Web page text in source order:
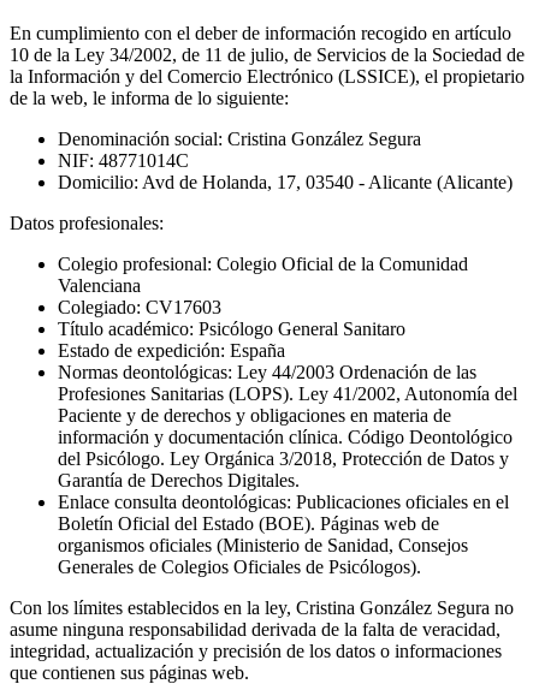
En cumplimiento con el deber de información recogido en artículo
10 de la Ley 34/2002, de 11 de julio, de Servicios de la Sociedad de
la Información y del Comercio Electrónico (LSSICE), el propietario
de la web, le informa de lo siguiente:
Denominación social: Cristina González Segura
NIF: 48771014C
Domicilio: Avd de Holanda, 17, 03540 - Alicante (Alicante)
Datos profesionales:
Colegio profesional: Colegio Oficial de la Comunidad
Valenciana
Colegiado: CV17603
Título académico: Psicólogo General Sanitaro
Estado de expedición: España
Normas deontológicas: Ley 44/2003 Ordenación de las
Profesiones Sanitarias (LOPS). Ley 41/2002, Autonomía del
Paciente y de derechos y obligaciones en materia de
información y documentación clínica. Código Deontológico
del Psicólogo. Ley Orgánica 3/2018, Protección de Datos y
Garantía de Derechos Digitales.
Enlace consulta deontológicas: Publicaciones oficiales en el
Boletín Oficial del Estado (BOE). Páginas web de
organismos oficiales (Ministerio de Sanidad, Consejos
Generales de Colegios Oficiales de Psicólogos).
Con los límites establecidos en la ley, Cristina González Segura no
asume ninguna responsabilidad derivada de la falta de veracidad,
integridad, actualización y precisión de los datos o informaciones
que contienen sus páginas web.